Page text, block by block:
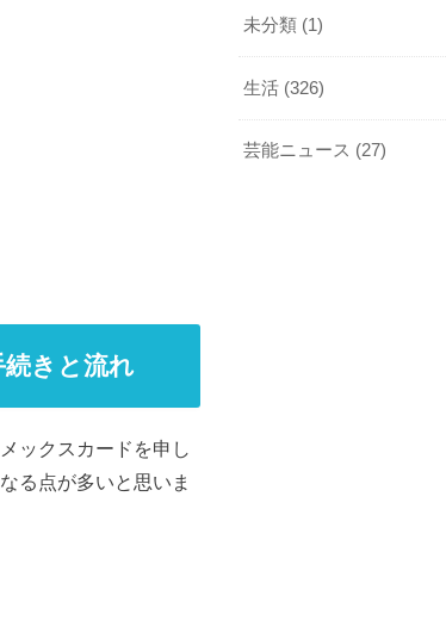
きと流れ
ックスカードを申し
る点が多いと思いま
未分類 (1)
生活 (326)
芸能ニュース (27)